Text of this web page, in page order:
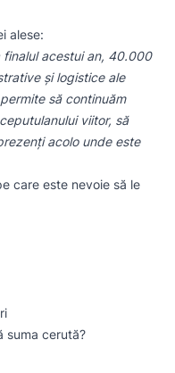
alese:
finalul acestui an, 40.000
și logistice ale
să continuăm
viitor, să
acolo unde este
care este nevoie să le
suma cerută?